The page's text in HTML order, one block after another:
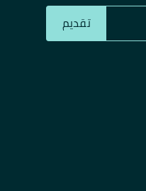
تقديم